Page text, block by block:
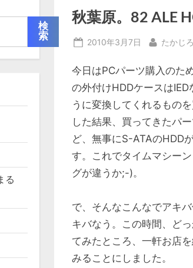
秋葉原。82 ALE
Posted
2010年3月7日 By
たかじろ
今日はPCパーツ購入のた
の外付けHDDケースは
うに変換してくれるもの
した結果、買ってきたパ
ど、無事にS-ATAのHDD
す。これでタイムマシー
グが違うか;-)。
で、そんなこんなでアキ
キバなう。この時間、ど
てみたところ、一軒お店
みることにしました。
検
索
る